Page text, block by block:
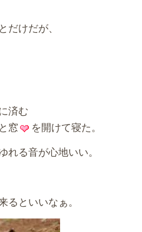
けだが、
済む
窓
を開けて寝た。
れる音が心地いい。
るといいなぁ。